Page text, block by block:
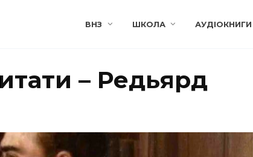
ВНЗ ШКОЛА АУДІОКНИГИ
– Редьярд